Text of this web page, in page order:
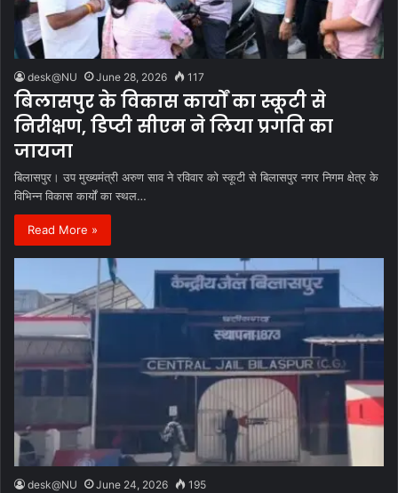
desk@NU June 28, 2026 117
बिलासपुर के विकास कार्यों का स्कूटी से
निरीक्षण, डिप्टी सीएम ने लिया प्रगति का
जायजा
बिलासपुर। उप मुख्यमंत्री अरुण साव ने रविवार को स्कूटी से बिलासपुर नगर निगम क्षेत्र के
विभिन्न विकास कार्यों का स्थल…
Read More »
desk@NU June 24, 2026 195